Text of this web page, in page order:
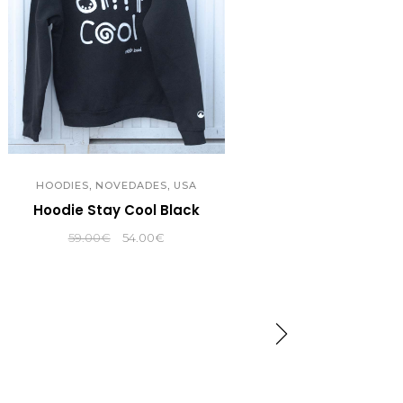
HOODIES, NOVEDADES, USA
Hoodie Stay Cool Black
59.00€
El
54.00€El